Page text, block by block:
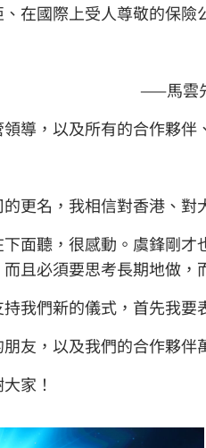
在國際上受人尊敬的保
——馬雲
導，以及所有的合作夥伴
更名，我相信對香港、對
面聽，很感動。虞鋒剛
且必須要思考長期地做
我們新的儀式，首先我要
友，以及我們的合作夥
家！